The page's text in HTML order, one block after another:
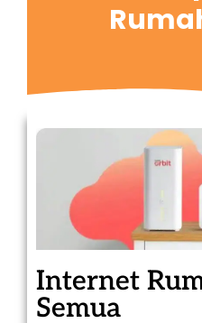
Internet
Semua